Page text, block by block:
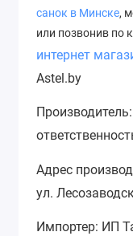
санок в Минске,
или позвонив по
интернет
Astel.by
Адрес
ул.
Импортер: ИП